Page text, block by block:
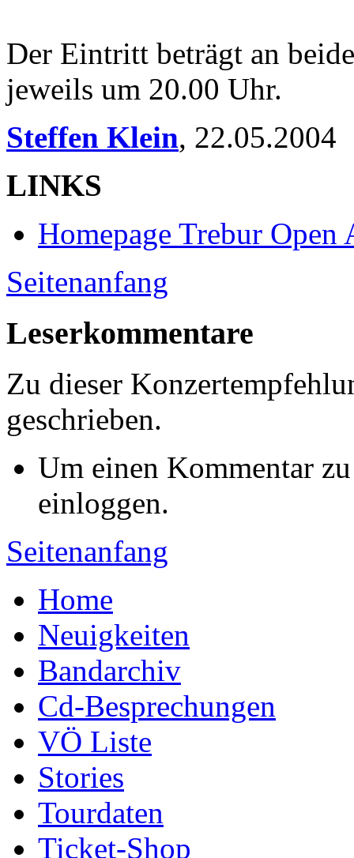
Der Eintritt beträgt an
jeweils um 20.00 Uhr.
Steffen Klein, 22.05.2004
LINKS
Homepage Trebur Open
Seitenanfang
Leserkommentare
Zu dieser
geschrieben.
Um einen Kommentar
einloggen.
Seitenanfang
Home
Neuigkeiten
Bandarchiv
Cd-Besprechungen
VÖ Liste
Stories
Tourdaten
Ticket-Shop